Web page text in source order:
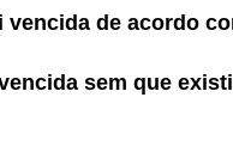
vencida de acordo
sem que